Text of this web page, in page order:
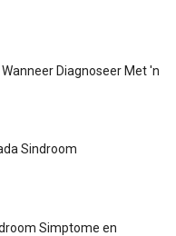
Diagnoseer Met 'n
Sindroom
Simptome en